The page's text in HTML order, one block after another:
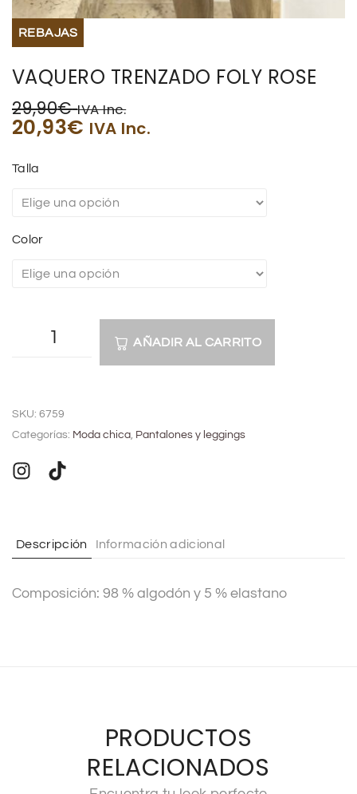
TARJETAS REGALO
REBAJAS
VAQUERO TRENZADO FOLY ROSE
29,90€ IVA Inc.
20,93€ IVA Inc.
Talla
Color
AÑADIR AL CARRITO
t
r
i
e
SKU: 6759
Categorías: Moda chica, Pantalones y leggings
Descripción Información adicional
Composición: 98 % algodón y 5 % elastano
PRODUCTOS
RELACIONADOS